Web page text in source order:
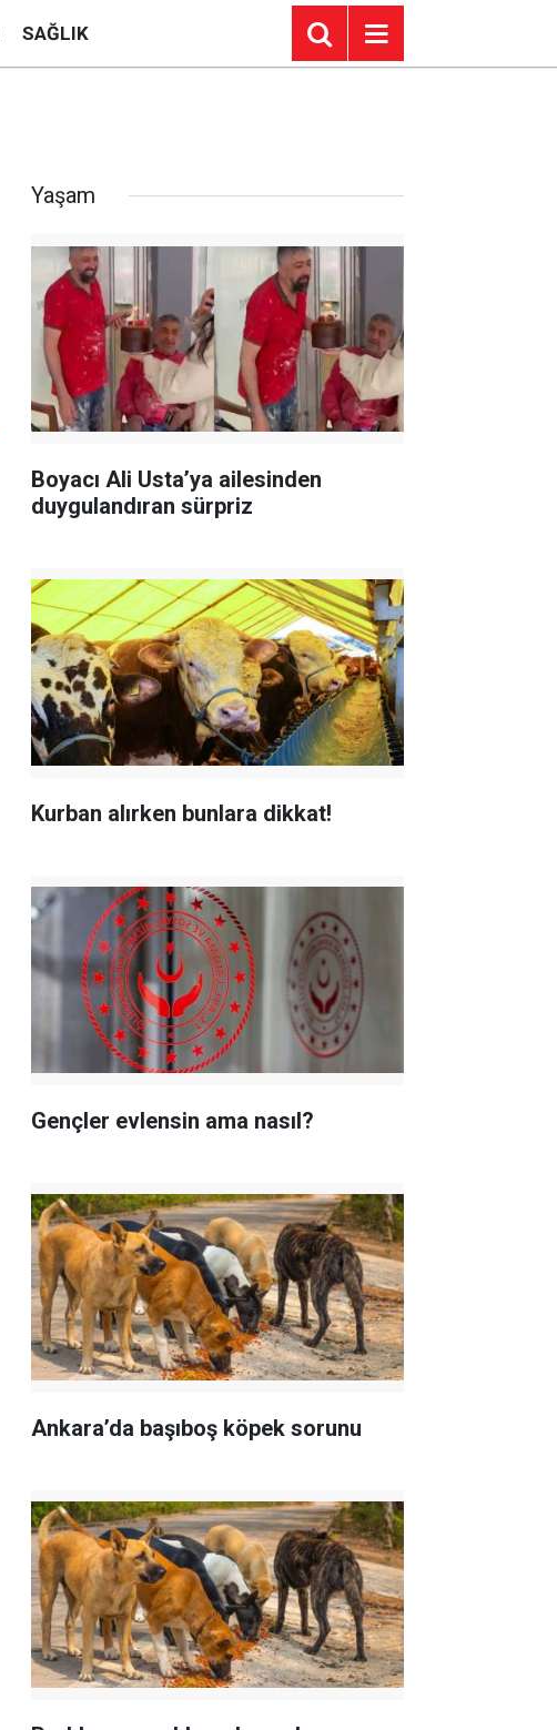
SAĞLIK
Yaşam
Boyacı Ali Usta’ya ailesinden
duygulandıran sürpriz
Kurban alırken bunlara dikkat!
Gençler evlensin ama nasıl?
Ankara’da başıboş köpek sorunu